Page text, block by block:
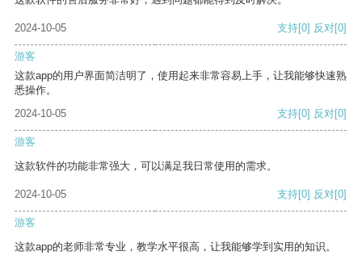
2024-10-05 支持[0] 反对[0]
游客
这款app的用户界面简洁明了，使用起来非常容易上手，让我能够快速熟
悉操作。
2024-10-05
支持[0] 反对[0]
游客
这款软件的功能非常强大，可以满足我日常使用的需求。
2024-10-05 支持[0] 反对[0]
游客
这款app的老师非常专业，教学水平很高，让我能够学到实用的知识。